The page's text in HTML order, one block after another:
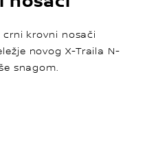
krovni nosači
novog X-Traila N-
snagom.